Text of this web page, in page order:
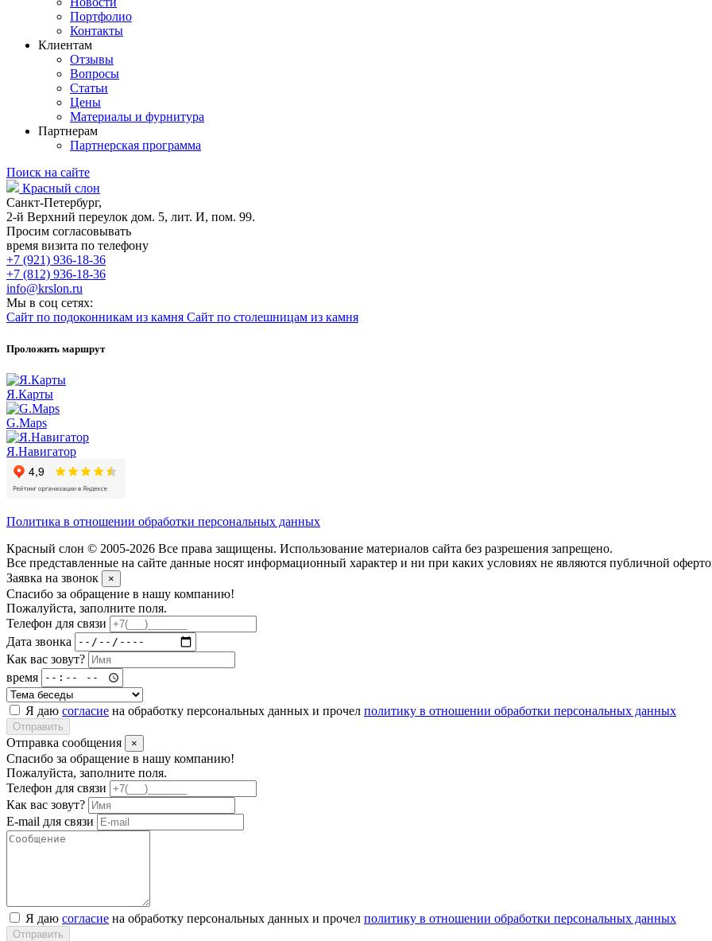
Портфолио
Контакты
Клиентам
Отзывы
Вопросы
Статьи
Цены
Материалы и фурнитура
Партнерам
Партнерская программа
Поиск на сайте
Красный слон
Санкт-Петербург,
2-й Верхний переулок дом. 5, лит. И, пом. 99.
Просим согласовывать
время визита по телефону
+7 (921) 936-18-36
+7 (812) 936-18-36
info@krslon.ru
Мы в соц сетях:
Сайт по подоконникам из камня Сайт по столешницам из камня
Проложить маршрут
Я.Карты
G.Maps
Я.Навигатор
Политика в отношении обработки персональных данных
Красный слон © 2005-2026 Все права защищены. Использование материалов сайта без разрешения запрещено.
Все представленные на сайте данные носят информационный характер и ни при каких условиях не являются публичной
Заявка на звонок
×
Спасибо за обращение в нашу компанию!
Пожалуйста, заполните поля.
Телефон для связи
Дата звонка
Как вас зовут?
время
Я даю согласие на обработку персональных данных и прочел политику в отношении обработки персональных данных
Отправить
Отправка сообщения ×
Спасибо за обращение в нашу компанию!
Пожалуйста, заполните поля.
Телефон для связи
Как вас зовут?
E-mail для связи
Я даю согласие на обработку персональных данных и прочел политику в отношении обработки персональных данных
Отправить